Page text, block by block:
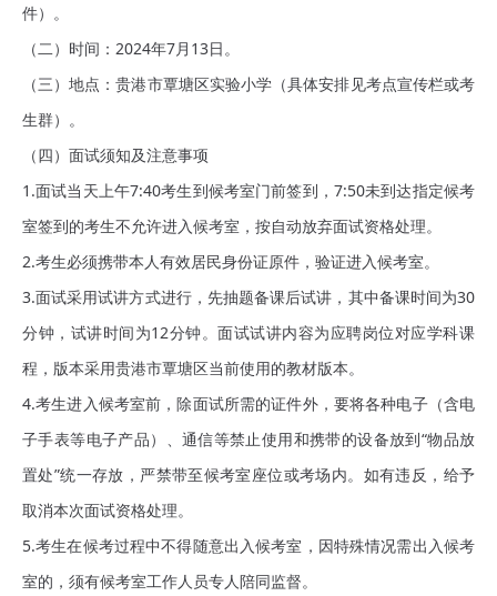
件）。
（二）时间：2024年7月13日。
（三）地点：贵港市覃塘区实验小学（具体安排见考点宣传栏或考
生群）。
（四）面试须知及注意事项
1.面试当天上午7:40考生到候考室门前签到，7:50未到达指定候考
室签到的考生不允许进入候考室，按自动放弃面试资格处理。
2.考生必须携带本人有效居民身份证原件，验证进入候考室。
3.面试采用试讲方式进行，先抽题备课后试讲，其中备课时间为30
分钟，试讲时间为12分钟。面试试讲内容为应聘岗位对应学科课
程，版本采用贵港市覃塘区当前使用的教材版本。
4.考生进入候考室前，除面试所需的证件外，要将各种电子（含电
子手表等电子产品）、通信等禁止使用和携带的设备放到“物品放
置处”统一存放，严禁带至候考室座位或考场内。如有违反，给予
取消本次面试资格处理。
5.考生在候考过程中不得随意出入候考室，因特殊情况需出入候考
室的，须有候考室工作人员专人陪同监督。